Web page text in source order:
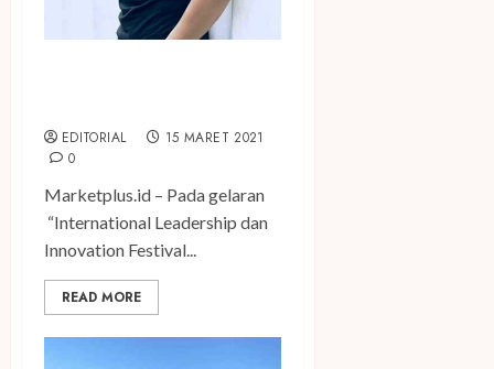
EDITORIAL
15 MARET 2021
0
Marketplus.id – Pada gelaran
“International Leadership dan
Innovation Festival...
READ MORE